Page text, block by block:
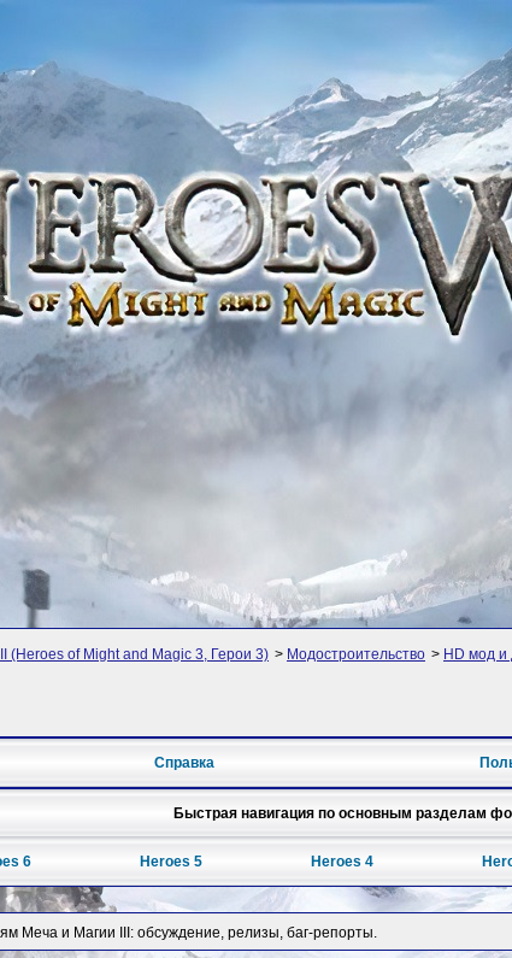
(Heroes of Might and Magic 3, Герои 3) > Модостроительство > HD мод и
Справка
Быстрая навигация по основным разделам
6 Heroes 5 Heroes 4
Меча и Магии III: обсуждение, релизы, баг-репорты.